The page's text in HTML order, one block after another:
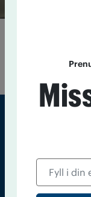
Spring till
IOGT-
Sveriges
Tidningen